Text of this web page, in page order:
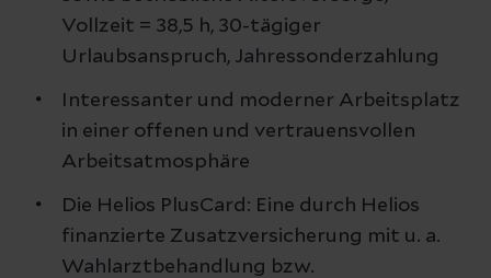
Vollzeit = 38,5 h, 30-tägiger
Urlaubsanspruch, Jahressonderzahlung
Interessanter und moderner Arbeitsplatz
in einer offenen und vertrauensvollen
Arbeitsatmosphäre
Die Helios PlusCard: Eine durch Helios
finanzierte Zusatzversicherung mit u. a.
Wahlarztbehandlung bzw.